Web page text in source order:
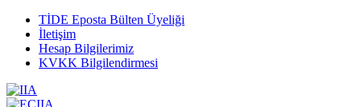
TİDE Eposta Bülten Üyeliği
İletişim
Hesap Bilgilerimiz
KVKK Bilgilendirmesi